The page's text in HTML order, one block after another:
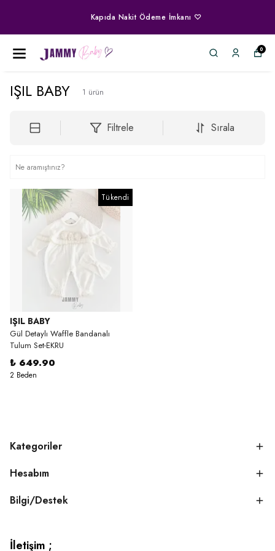
Kapıda Nakit Ödeme İmkanı ♡
0
IŞIL BABY 1 ürün
Filtrele Sırala
Tükendi
IŞIL BABY
Gül Detaylı Waffle Bandanalı
Tulum Set-EKRU
₺ 649.90
2 Beden
Kategoriler
Hesabım
Bilgi/Destek
İletişim ;